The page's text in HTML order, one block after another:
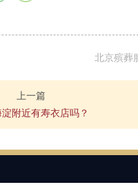
北京殡葬
上一篇
附近有寿衣店吗？